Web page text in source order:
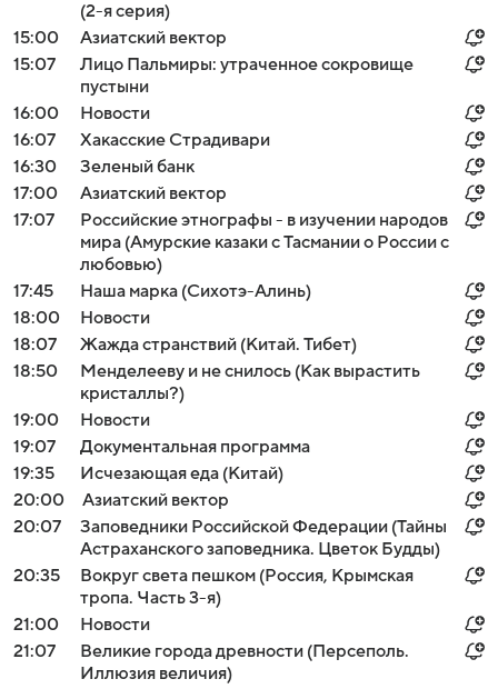
(2-я серия)
15:00
Азиатский вектор
15:07
Лицо Пальмиры: утраченное сокровище
пустыни
16:00
Новости
16:07
Хакасские Страдивари
16:30
Зеленый банк
17:00
Азиатский вектор
17:07
Российские этнографы - в изучении народов
мира (Амурские казаки с Тасмании о России с
любовью)
17:45
Наша марка (Сихотэ-Алинь)
18:00
Новости
18:07
Жажда странствий (Китай. Тибет)
18:50
Менделееву и не снилось (Как вырастить
кристаллы?)
19:00
Новости
19:07
Документальная программа
19:35
Исчезающая еда (Китай)
20:00
Азиатский вектор
20:07
Заповедники Российской Федерации (Тайны
Астраханского заповедника. Цветок Будды)
20:35
Вокруг света пешком (Россия, Крымская
тропа. Часть 3-я)
21:00
Новости
21:07
Великие города древности (Персеполь.
Иллюзия величия)